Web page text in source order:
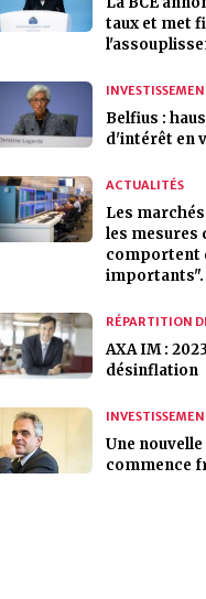
taux et met
Belfius :
d'intérêt en
ACTUALITÉS
Les
les mesures
comportent
importants".
RÉPARTITION
AXA IM :
désinflation
Une
commence